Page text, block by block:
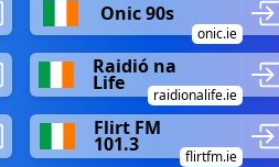
Onic 90s
onic.ie
Raidió na
Life
raidionalife.ie
Flirt FM
101.3
flirtfm.ie